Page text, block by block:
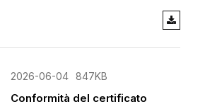
2026-06-04 847KB
Conformità del certificato